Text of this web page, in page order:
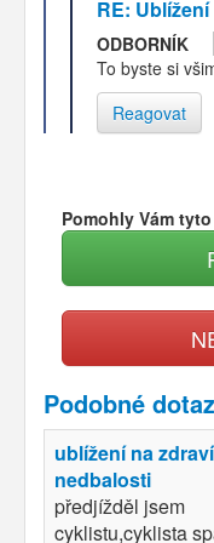
RE:
ODBORNÍK
To byste si
Reagovat
Pomohly Vám
Podobné
ublížení na
nedbalosti
předjížděl jsem
cyklistu,cyklista